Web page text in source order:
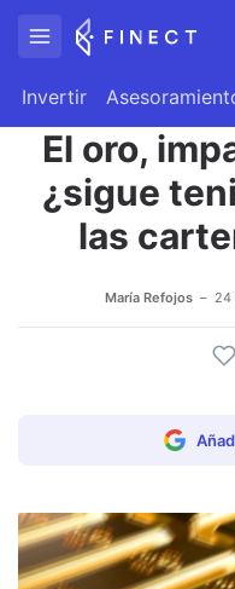
Invertir
El oro,
¿sigue
las
María Refojos 24